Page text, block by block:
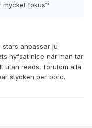
fokus?
stars anpassar ju
hyfsat nice när man tar
utan reads, förutom alla
stycken per bord.